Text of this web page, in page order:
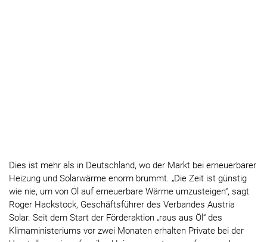
Dies ist mehr als in Deutschland, wo der Markt bei erneuerbarer
Heizung und Solarwärme enorm brummt. „Die Zeit ist günstig
wie nie, um von Öl auf erneuerbare Wärme umzusteigen“, sagt
Roger Hackstock, Geschäftsführer des Verbandes Austria
Solar. Seit dem Start der Förderaktion „raus aus Öl“ des
Klimaministeriums vor zwei Monaten erhalten Private bei der